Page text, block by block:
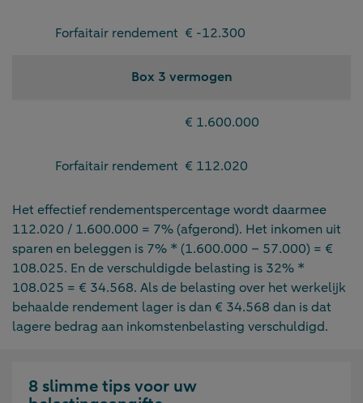
Forfaitair rendement € -12.300
Box 3 vermogen
€ 1.600.000
Forfaitair rendement € 112.020
Het effectief rendementspercentage wordt daarmee
112.020 / 1.600.000 = 7% (afgerond). Het inkomen uit
sparen en beleggen is 7% * (1.600.000 – 57.000) = €
108.025. En de verschuldigde belasting is 32% *
108.025 = € 34.568. Als de belasting over het werkelijk
behaalde rendement lager is dan € 34.568 dan is dat
lagere bedrag aan inkomstenbelasting verschuldigd.
8 slimme tips voor uw